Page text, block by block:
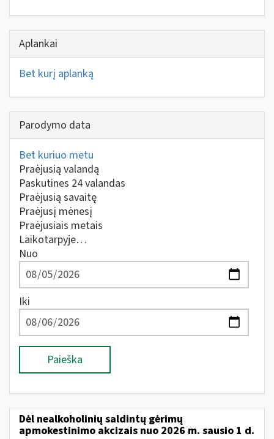
Aplankai
Bet kurį aplanką
Parodymo data
Bet kuriuo metu
Praėjusią valandą
Paskutines 24 valandas
Praėjusią savaitę
Praėjusį mėnesį
Praėjusiais metais
Laikotarpyje…
Nuo
Iki
Paieška
Dėl nealkoholinių saldintų gėrimų
apmokestinimo akcizais nuo 2026 m. sausio 1 d.